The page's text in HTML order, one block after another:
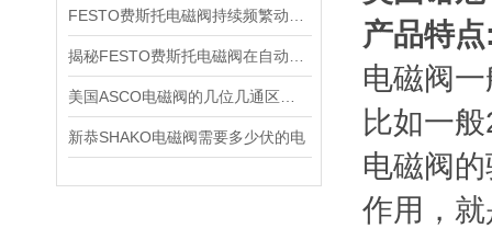
新恭SHAKO电磁阀需要多少伏的电
产品特
电磁阀
比如一
电磁阀
作用，